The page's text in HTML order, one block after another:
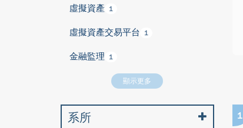
1
虛擬資產 1
虛擬資產交易平台 1
金融監理 1
顯示更多
系所